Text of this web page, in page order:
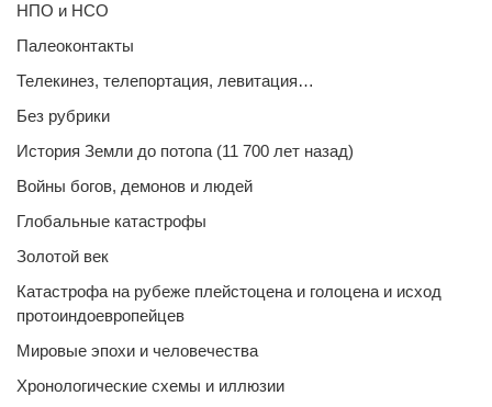
НПО и НСО
Палеоконтакты
Телекинез, телепортация, левитация…
Без рубрики
История Земли до потопа (11 700 лет назад)
Войны богов, демонов и людей
Глобальные катастрофы
Золотой век
Катастрофа на рубеже плейстоцена и голоцена и исход
протоиндоевропейцев
Мировые эпохи и человечества
Хронологические схемы и иллюзии